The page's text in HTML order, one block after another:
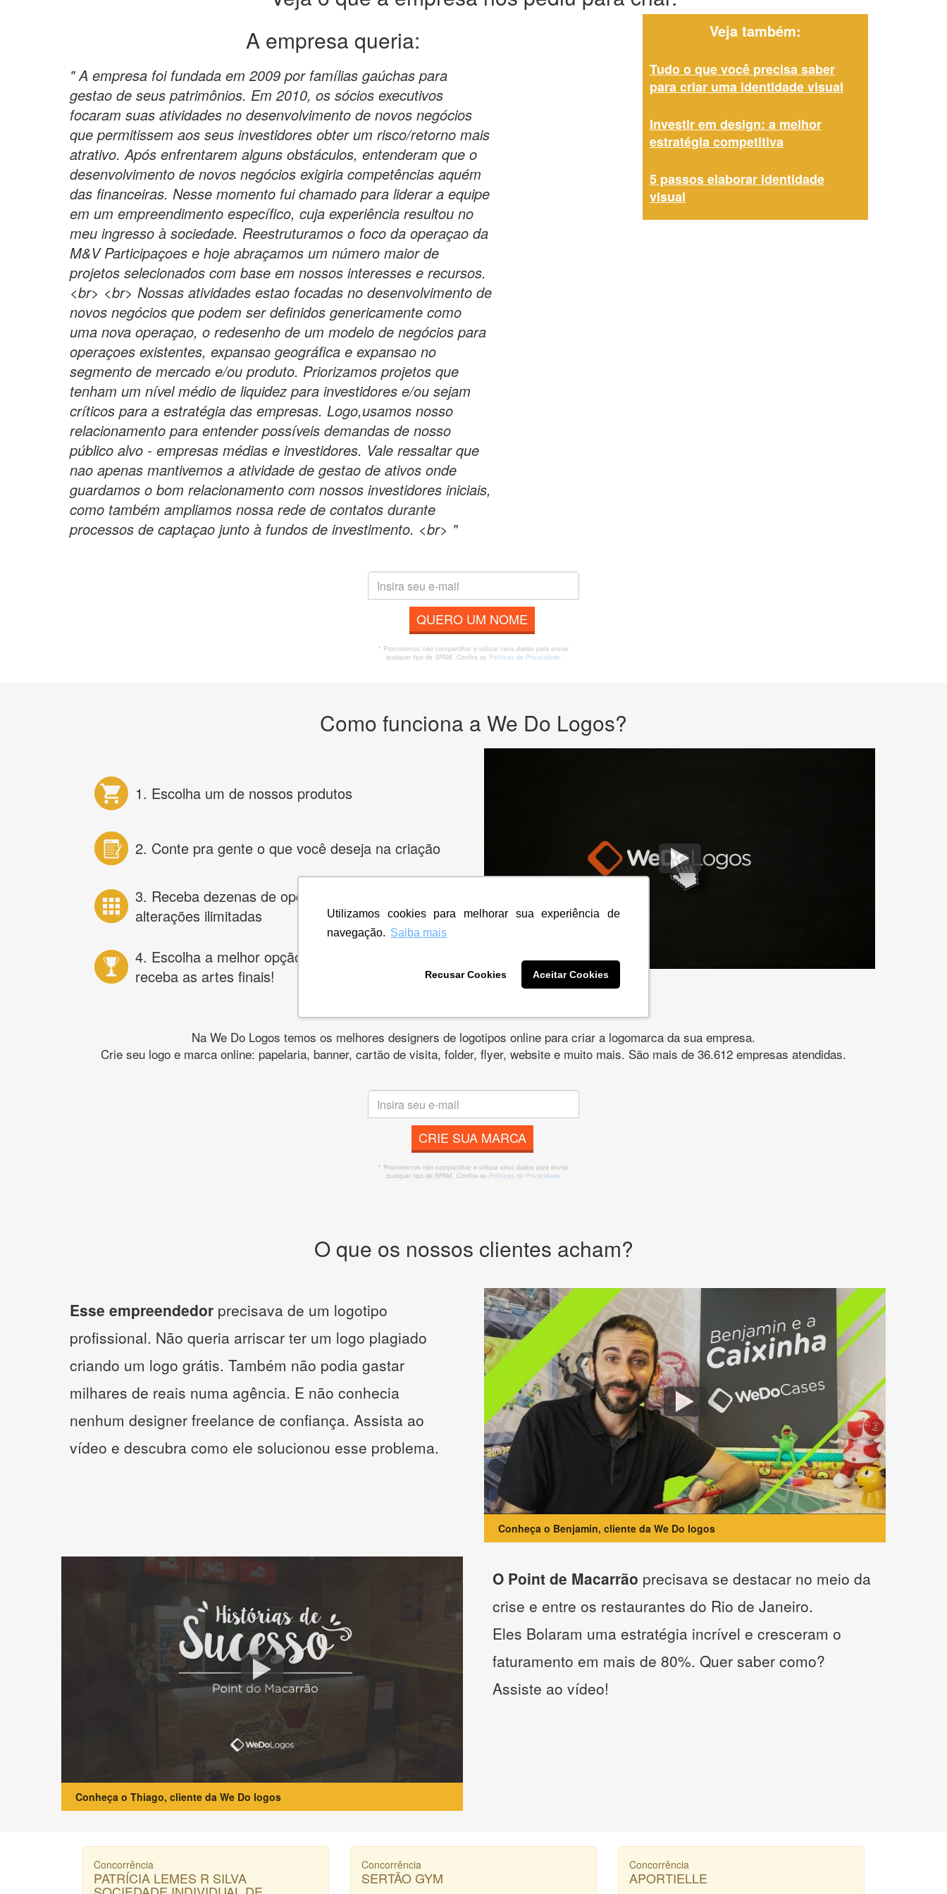
Utilizamos cookies para melhorar sua experiência de
navegação. Saiba mais
Recusar Cookies Aceitar Cookies
A empresa queria:
" A empresa foi fundada em 2009 por famílias gaúchas para
gestao de seus patrimônios. Em 2010, os sócios executivos
focaram suas atividades no desenvolvimento de novos negócios
que permitissem aos seus investidores obter um risco/retorno mais
atrativo. Após enfrentarem alguns obstáculos, entenderam que o
desenvolvimento de novos negócios exigiria competências aquém
das financeiras. Nesse momento fui chamado para liderar a equipe
em um empreendimento específico, cuja experiência resultou no
meu ingresso à sociedade. Reestruturamos o foco da operaçao da
M&V Participaçoes e hoje abraçamos um número maior de
projetos selecionados com base em nossos interesses e recursos.
<br> <br> Nossas atividades estao focadas no desenvolvimento de
novos negócios que podem ser definidos genericamente como
uma nova operaçao, o redesenho de um modelo de negócios para
operaçoes existentes, expansao geográfica e expansao no
segmento de mercado e/ou produto. Priorizamos projetos que
tenham um nível médio de liquidez para investidores e/ou sejam
críticos para a estratégia das empresas. Logo,usamos nosso
relacionamento para entender possíveis demandas de nosso
público alvo - empresas médias e investidores. Vale ressaltar que
nao apenas mantivemos a atividade de gestao de ativos onde
guardamos o bom relacionamento com nossos investidores iniciais,
como também ampliamos nossa rede de contatos durante
processos de captaçao junto à fundos de investimento. <br> "
Veja também:
Tudo o que você precisa saber
para criar uma identidade visual
Investir em design: a melhor
estratégia competitiva
5 passos elaborar identidade
visual
QUERO UM NOME
* Prometemos não compartilhar e utilizar seus dados para enviar
qualquer tipo de SPAM. Confira as Políticas de Privacidade.
Como funciona a We Do Logos?
1. Escolha um de nossos produtos
2. Conte pra gente o que você deseja na criação
3. Receba dezenas de opções e peça
alterações ilimitadas
4. Escolha a melhor opção e
receba as artes finais!
Na We Do Logos temos os melhores designers de logotipos online para criar a logomarca da sua empresa.
Crie seu logo e marca online: papelaria, banner, cartão de visita, folder, flyer, website e muito mais. São mais de 36.612 empresas atendidas.
CRIE SUA MARCA
* Prometemos não compartilhar e utilizar seus dados para enviar
qualquer tipo de SPAM. Confira as Políticas de Privacidade.
O que os nossos clientes acham?
Esse empreendedor precisava de um logotipo
profissional. Não queria arriscar ter um logo plagiado
criando um logo grátis. Também não podia gastar
milhares de reais numa agência. E não conhecia
nenhum designer freelance de confiança. Assista ao
vídeo e descubra como ele solucionou esse problema.
Conheça o Benjamin, cliente da We Do logos
Conheça o Thiago, cliente da We Do logos
O Point de Macarrão precisava se destacar no meio da
crise e entre os restaurantes do Rio de Janeiro.
Eles Bolaram uma estratégia incrível e cresceram o
faturamento em mais de 80%. Quer saber como?
Assiste ao vídeo!
Concorrência
PATRÍCIA LEMES R SILVA
Concorrência
SERTÃO GYM
Concorrência
APORTIELLE